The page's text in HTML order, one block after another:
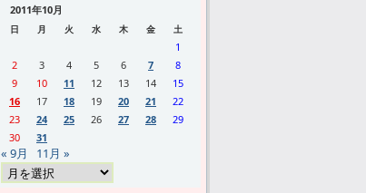
2011年10月
日 月 火 水 木 金 土
1
2
3 4 5 6 7
8
9
10 11 12 13 14
15
16
17 18 19 20 21
22
23
24 25 26 27 28
29
30
31
« 9月 11月 »